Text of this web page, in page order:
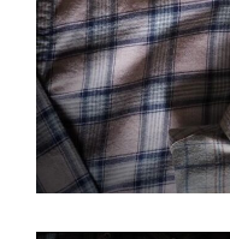
シ
ョ
ン